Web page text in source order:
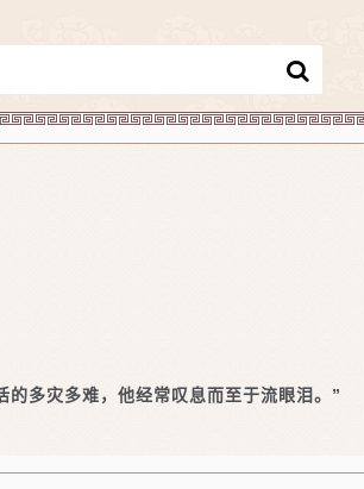
多灾多难，他经常叹息而至于流眼泪。”